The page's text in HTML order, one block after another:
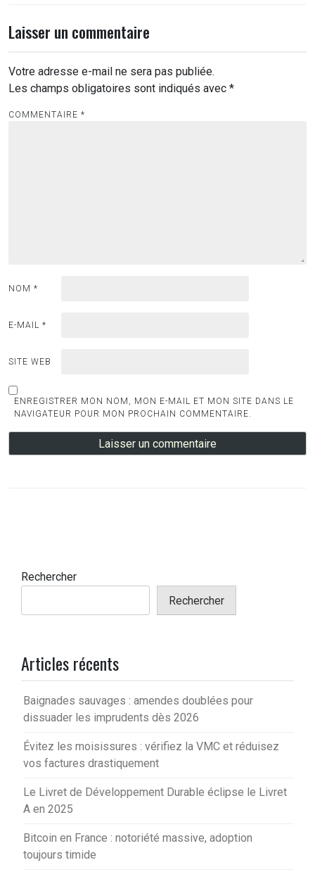
Laisser un commentaire
Votre adresse e-mail ne sera pas publiée.
Les champs obligatoires sont indiqués avec *
COMMENTAIRE *
NOM *
E-MAIL *
SITE WEB
ENREGISTRER MON NOM, MON E-MAIL ET MON SITE DANS LE
NAVIGATEUR POUR MON PROCHAIN COMMENTAIRE.
Rechercher
Rechercher
Articles récents
Baignades sauvages : amendes doublées pour
dissuader les imprudents dès 2026
Évitez les moisissures : vérifiez la VMC et réduisez
vos factures drastiquement
Le Livret de Développement Durable éclipse le Livret
A en 2025
Bitcoin en France : notoriété massive, adoption
toujours timide